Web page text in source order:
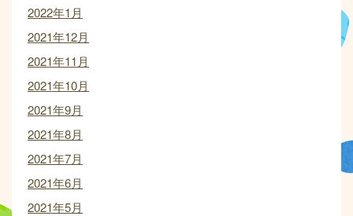
2022年1月
2021年12月
2021年11月
2021年10月
2021年9月
2021年8月
2021年7月
2021年6月
2021年5月